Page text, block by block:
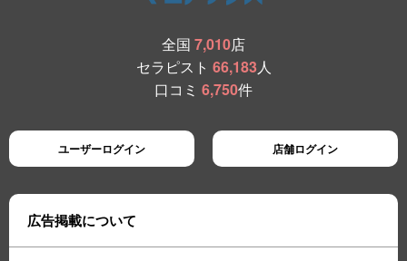
全国 7,010店
セラピスト 66,183人
口コミ 6,750件
ユーザーログイン 店舗ログイン
広告掲載について